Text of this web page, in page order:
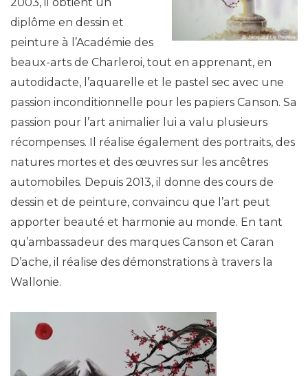
2003, il obtient un
diplôme en dessin et
peinture à l’Académie des
beaux-arts de Charleroi, tout en apprenant, en
autodidacte, l’aquarelle et le pastel sec avec une
passion inconditionnelle pour les papiers Canson. Sa
passion pour l’art animalier lui a valu plusieurs
récompenses. Il réalise également des portraits, des
natures mortes et des œuvres sur les ancêtres
automobiles. Depuis 2013, il donne des cours de
dessin et de peinture, convaincu que l’art peut
apporter beauté et harmonie au monde. En tant
qu’ambassadeur des marques Canson et Caran
D’ache, il réalise des démonstrations à travers la
Wallonie.